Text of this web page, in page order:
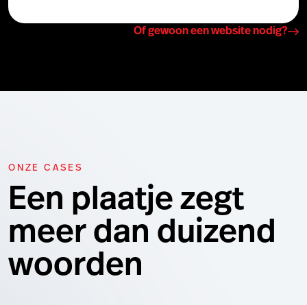
Of gewoon een website nodig?
ONZE CASES
Een plaatje zegt
meer dan duizend
woorden